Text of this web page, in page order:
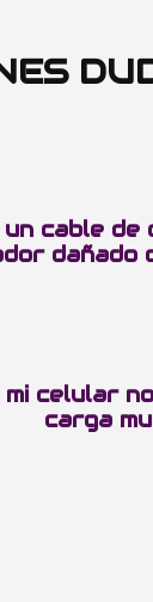
cable de
dañado
mi celular
carga